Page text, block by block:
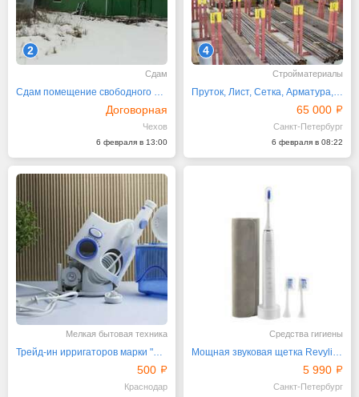
2
Сдам
Сдам помещение свободного назначения, 350 м²
Договорная
Чехов
6 февраля в 13:00
4
Стройматериалы
Пруток, Лист, Сетка, Арматура, Труба, Круг, Балка
65 000
Санкт-Петербург
6 февраля в 08:22
Мелкая бытовая техника
Трейд-ин ирригаторов марки "Ревилайн"
500
Краснодар
Средства гигиены
Мощная звуковая щетка Revyline RL015
5 990
Санкт-Петербург